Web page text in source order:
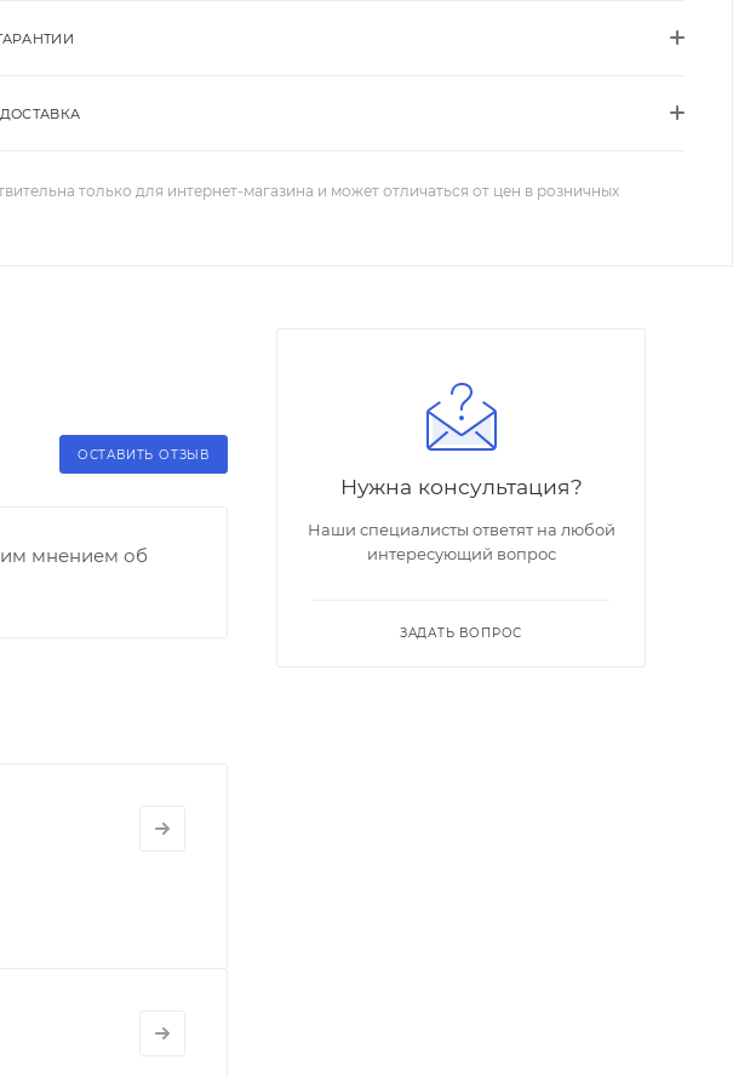
только для интернет-магазина и может отличаться от цен в розничных
ОСТАВИТЬ ОТЗЫВ
мнением об
Нужна консультация?
Наши специалисты ответят на любой
интересующий вопрос
ЗАДАТЬ ВОПРОС